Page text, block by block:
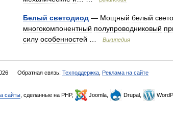
Белый светодиод — Мощный белый
многокомпонентный полупроводниковый
силу особенностей Википедия
Обратная связь: Техподдержка Реклама на сайте
сайты , сделанные на PHP, Joomla, Drupal,